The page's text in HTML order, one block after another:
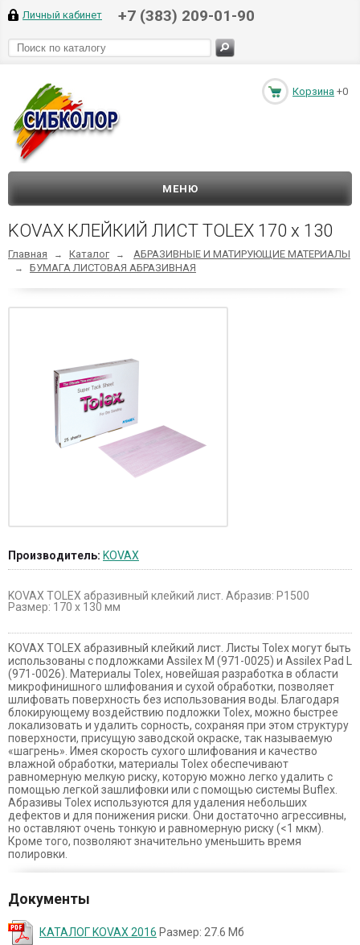
Личный кабинет +7 (383) 209-01-90
Корзина +0
МЕНЮ
KOVAX КЛЕЙКИЙ ЛИСТ TOLEX 170 х 130
Главная → Каталог → АБРАЗИВНЫЕ И МАТИРУЮЩИЕ МАТЕРИАЛЫ
→ БУМАГА ЛИСТОВАЯ АБРАЗИВНАЯ
Производитель: KOVAX
KOVAX TOLEX абразивный клейкий лист. Абразив: Р1500
Размер: 170 х 130 мм
KOVAX TOLEX абразивный клейкий лист. Листы Tolex могут быть
использованы с подложками Assilex M (971-0025) и Assilex Pad L
(971-0026). Материалы Tolex, новейшая разработка в области
микрофинишного шлифования и сухой обработки, позволяет
шлифовать поверхность без использования воды. Благодаря
блокирующему воздействию подложки Tolex, можно быстрее
локализовать и удалить сорность, сохраняя при этом структуру
поверхности, присущую заводской окраске, так называемую
«шагрень». Имея скорость сухого шлифования и качество
влажной обработки, материалы Tolex обеспечивают
равномерную мелкую риску, которую можно легко удалить с
помощью легкой зашлифовки или с помощью системы Buflex.
Абразивы Tolex используются для удаления небольших
дефектов и для понижения риски. Они достаточно агрессивны,
но оставляют очень тонкую и равномерную риску (<1 мкм).
Кроме того, позволяют значительно уменьшить время
полировки.
Документы
КАТАЛОГ KOVAX 2016 Размер: 27.6 Мб